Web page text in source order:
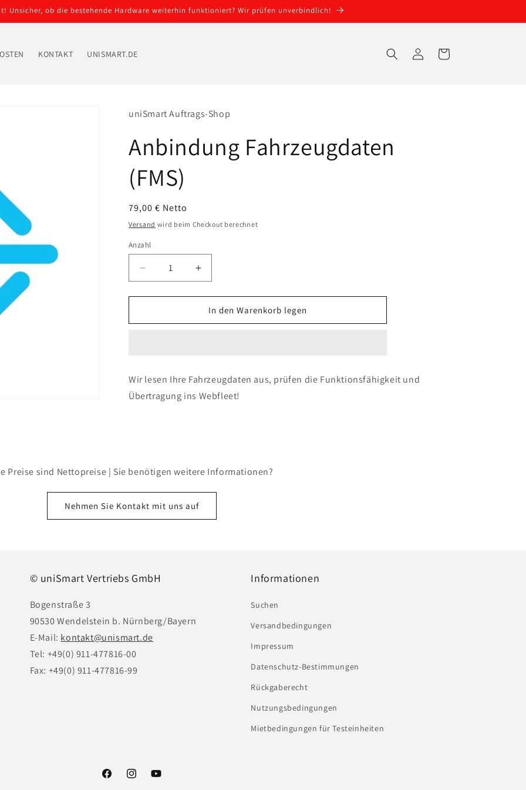
Unsicher, ob die bestehende Hardware weiterhin funktioniert? Wir prüfen unverbindlich!
KONTAKT UNISMART.DE EinloggenWarenkorb
uniSmart Auftrags-Shop
Anbindung Fahrzeugdaten
(FMS)
Normaler
Preis
79,00 € Netto
Versand wird beim Checkout berechnet
Anzahl
Verringere
die
Menge
Anbindung
Erhöhe
die
Menge
für
Anbindung
In den Warenkorb legen
Wir lesen Ihre Fahrzeugdaten aus, prüfen die Funktionsfähigkeit und
Übertragung ins Webfleet!
Preise sind Nettopreise | Sie benötigen weitere Informationen?
Nehmen Sie Kontakt mit uns auf
© uniSmart Vertriebs GmbH
Bogenstraße 3
90530 Wendelstein b. Nürnberg/Bayern
E-Mail: kontakt@unismart.de
Tel: +49(0) 911-477816-00
Fax: +49(0) 911-477816-99
Informationen
Suchen
Versandbedingungen
Impressum
Datenschutz-Bestimmungen
Rückgaberecht
Nutzungsbedingungen
Mietbedingungen für Testeinheiten
FacebookInstagramYouTube